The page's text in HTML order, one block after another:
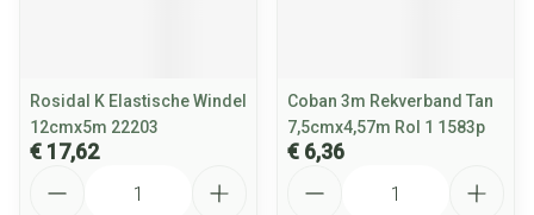
Rosidal K Elastische Windel
12cmx5m 22203
€ 17,62
Coban 3m Rekverband Tan
7,5cmx4,57m Rol 1 1583p
€ 6,36